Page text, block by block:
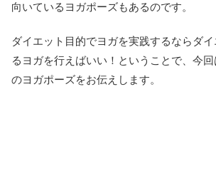
向いているヨガポーズもあるのです。
ダイエット目的でヨガを実践するならダ
るヨガを行えばいい！ということで、今
のヨガポーズをお伝えします。